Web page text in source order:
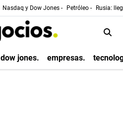
Nasdaq y Dow Jones - Petróleo - Rusia:
dow jones. empresas.